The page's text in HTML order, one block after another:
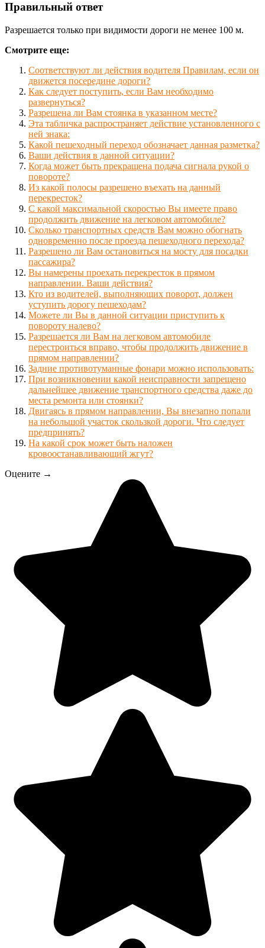
Правильный ответ
Разрешается только при видимости дороги не менее 100 м.
Смотрите еще:
Соответствуют ли действия водителя Правилам, если он
движется посередине дороги?
Как следует поступить, если Вам необходимо
развернуться?
Разрешена ли Вам стоянка в указанном месте?
Эта табличка распространяет действие установленного с
ней знака:
Какой пешеходный переход обозначает данная разметка?
Ваши действия в данной ситуации?
Когда может быть прекращена подача сигнала рукой о
повороте?
Из какой полосы разрешено въехать на данный
перекресток?
С какой максимальной скоростью Вы имеете право
продолжить движение на легковом автомобиле?
Сколько транспортных средств Вам можно обогнать
одновременно после проезда пешеходного перехода?
Разрешено ли Вам остановиться на мосту для посадки
пассажира?
Вы намерены проехать перекресток в прямом
направлении. Ваши действия?
Кто из водителей, выполняющих поворот, должен
уступить дорогу пешеходам?
Можете ли Вы в данной ситуации приступить к
повороту налево?
Разрешается ли Вам на легковом автомобиле
перестроиться вправо, чтобы продолжить движение в
прямом направлении?
Задние противотуманные фонари можно использовать:
При возникновении какой неисправности запрещено
дальнейшее движение транспортного средства даже до
места ремонта или стоянки?
Двигаясь в прямом направлении, Вы внезапно попали
на небольшой участок скользкой дороги. Что следует
предпринять?
На какой срок может быть наложен
кровоостанавливающий жгут?
Оцените →